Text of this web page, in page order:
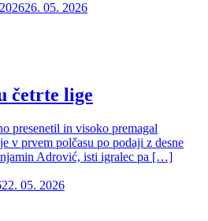
26. 05. 2026
četrte lige
presenetil in visoko premagal
v prvem polčasu po podaji z desne
Adrović, isti igralec pa […]
22. 05. 2026